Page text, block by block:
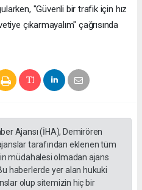
"Güvenli bir trafik için hız
çıkarmayalım" çağrısında
Ajansı (İHA), Demirören
tarafından eklenen tüm
müdahalesi olmadan ajans
haberlerde yer alan hukuki
olup sitemizin hiç bir